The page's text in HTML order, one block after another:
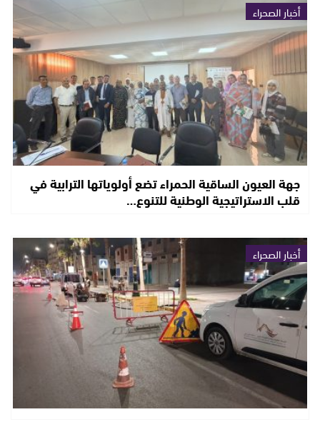
أخبار الصحراء
جهة العيون الساقية الحمراء تضع أولوياتها الترابية في
قلب الاستراتيجية الوطنية للتنوع…
أخبار الصحراء